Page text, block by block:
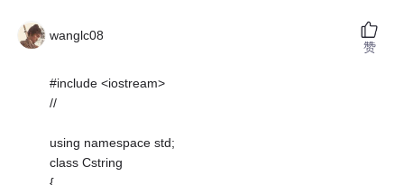
wanglc08
#include <iostream>
//
using namespace std;
class Cstring
赞